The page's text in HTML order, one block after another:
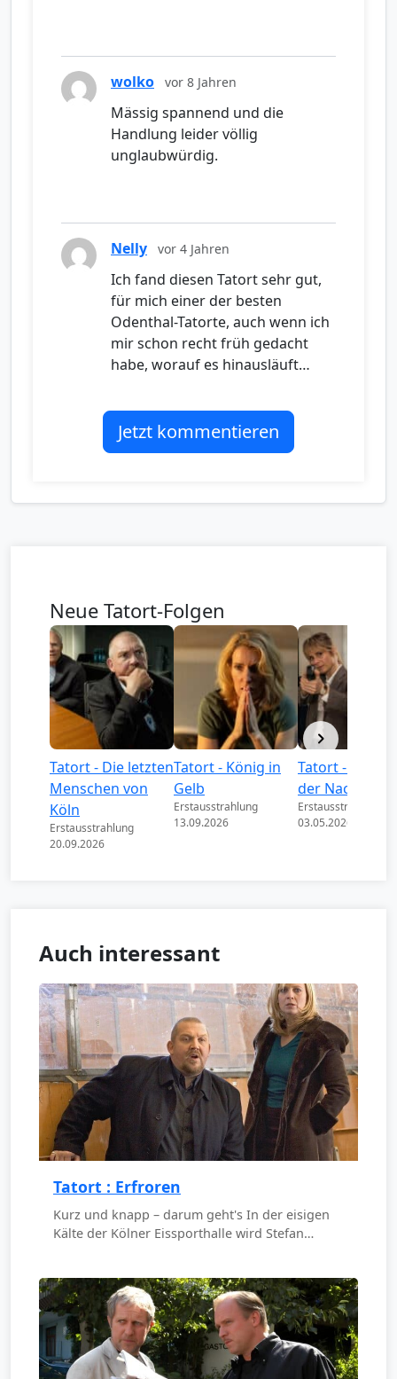
wolko vor 8 Jahren
Mässig spannend und die
Handlung leider völlig
unglaubwürdig.
Nelly vor 4 Jahren
Ich fand diesen Tatort sehr gut,
für mich einer der besten
Odenthal-Tatorte, auch wenn ich
mir schon recht früh gedacht
habe, worauf es hinausläuft…
Jetzt kommentieren
Neue Tatort-Folgen
Tatort - Die letzten
Menschen von
Köln
Erstausstrahlung
20.09.2026
Tatort - König in
Gelb
Erstausstrahlung
13.09.2026
Tatort - Könige
der Nacht
Erstausstrahlung
03.05.2026
Auch interessant
Tatort : Erfroren
Kurz und knapp – darum geht's In der eisigen
Kälte der Kölner Eissporthalle wird Stefan…